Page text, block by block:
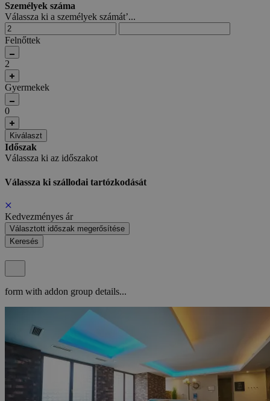
Személyek száma
Válassza ki a személyek számát’...
Felnőttek
2
Gyermekek
0
Kiválaszt
Időszak
Válassza ki az időszakot
Válassza ki szállodai tartózkodását
Kedvezményes ár
Választott időszak megerősítése
Keresés
form with addon group details...